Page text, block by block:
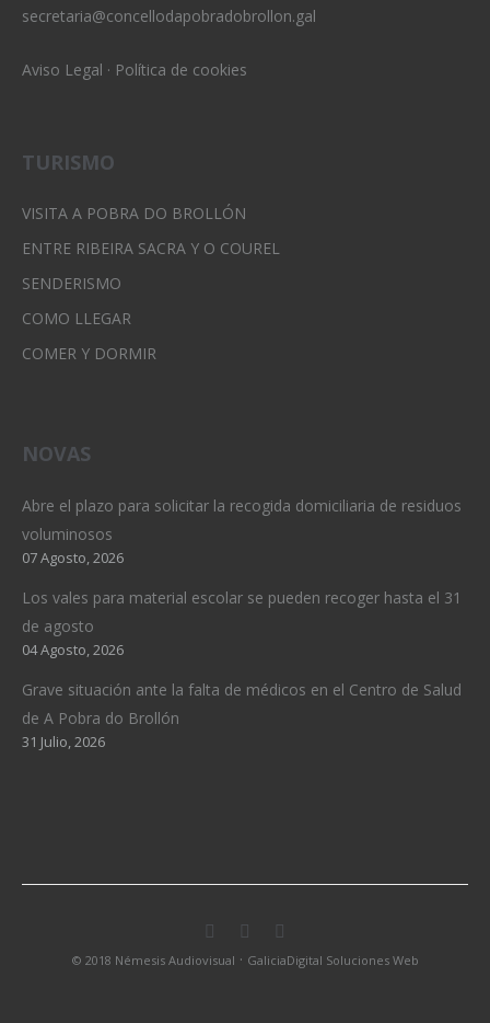
secretaria@concellodapobradobrollon.gal
Aviso Legal · Política de cookies
TURISMO
VISITA A POBRA DO BROLLÓN
ENTRE RIBEIRA SACRA Y O COUREL
SENDERISMO
COMO LLEGAR
COMER Y DORMIR
NOVAS
Abre el plazo para solicitar la recogida domiciliaria de residuos
voluminosos
07 Agosto, 2026
Los vales para material escolar se pueden recoger hasta el 31
de agosto
04 Agosto, 2026
Grave situación ante la falta de médicos en el Centro de Salud
de A Pobra do Brollón
31 Julio, 2026
© 2018 Némesis Audiovisual · GaliciaDigital Soluciones Web